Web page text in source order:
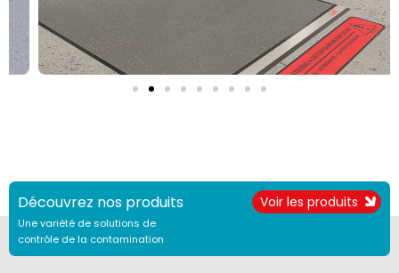
Découvrez nos produits
Une variété de solutions de
contrôle de la contamination
Voir les produits